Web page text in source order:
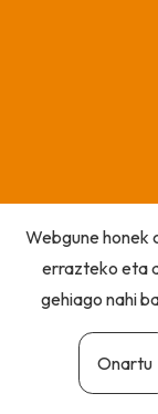
Webgune honek
errazteko eta
gehiago nahi
Onartu